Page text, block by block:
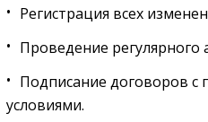
Регистрация всех
Проведение регулярного
Подписание договоров
условиями.